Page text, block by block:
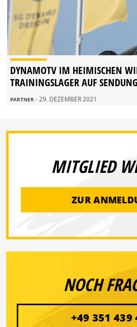
DYNAMOTV IM HEIMISCHEN
TRAININGSLAGER AUF SENDUNG
PARTNER - 29. DEZEMBER 2021
MITGLIED
ZUR
NOCH
+49 351 439